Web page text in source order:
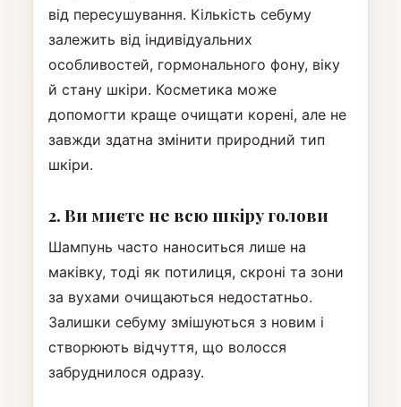
від пересушування. Кількість себуму
залежить від індивідуальних
особливостей, гормонального фону, віку
й стану шкіри. Косметика може
допомогти краще очищати корені, але не
завжди здатна змінити природний тип
шкіри.
2. Ви миєте не всю шкіру голови
Шампунь часто наноситься лише на
маківку, тоді як потилиця, скроні та зони
за вухами очищаються недостатньо.
Залишки себуму змішуються з новим і
створюють відчуття, що волосся
забруднилося одразу.